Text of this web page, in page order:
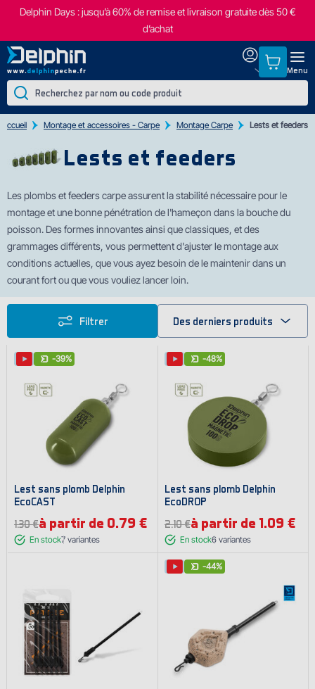
Delphin Days : jusqu’à 60% de remise et livraison gratuite dès 50 €
d’achat
Menu
Accueil Montage et accessoires - Carpe Montage Carpe Lests et feeders
Lests et feeders
Les plombs et feeders carpe assurent la stabilité nécessaire pour le
montage et une bonne pénétration de l'hameçon dans la bouche du
poisson. Des formes innovantes ainsi que classiques, et des
grammages différents, vous permettent d'ajuster le montage aux
conditions actuelles, que vous ayez besoin de le maintenir dans un
courant fort ou que vous vouliez lancer loin.
Filtrer Des derniers produits
-39%
Lest sans plomb Delphin
EcoCAST
1.30 €à partir de 0.79 €
En stock7 variantes
-48%
Lest sans plomb Delphin
EcoDROP
2.10 €à partir de 1.09 €
En stock6 variantes
-44%